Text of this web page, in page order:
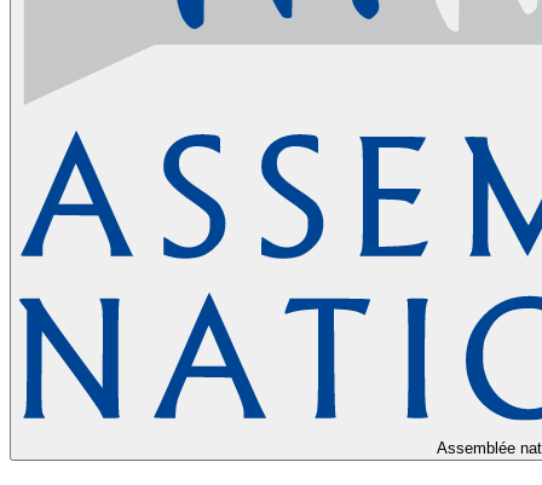
Assemblée